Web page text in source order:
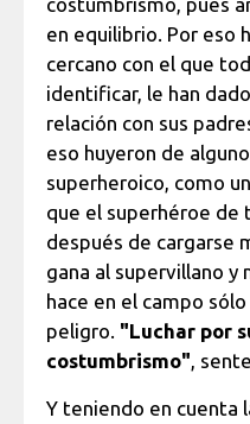
en equilibrio. Por eso
cercano con el que
identificar, le han
relación con sus
eso huyeron de
superheroico, como
que el superhéroe de
después de cargarse
gana al supervillano y
hace en el campo
peligro. "Luchar por
costumbrismo" ,
Y teniendo en cuenta